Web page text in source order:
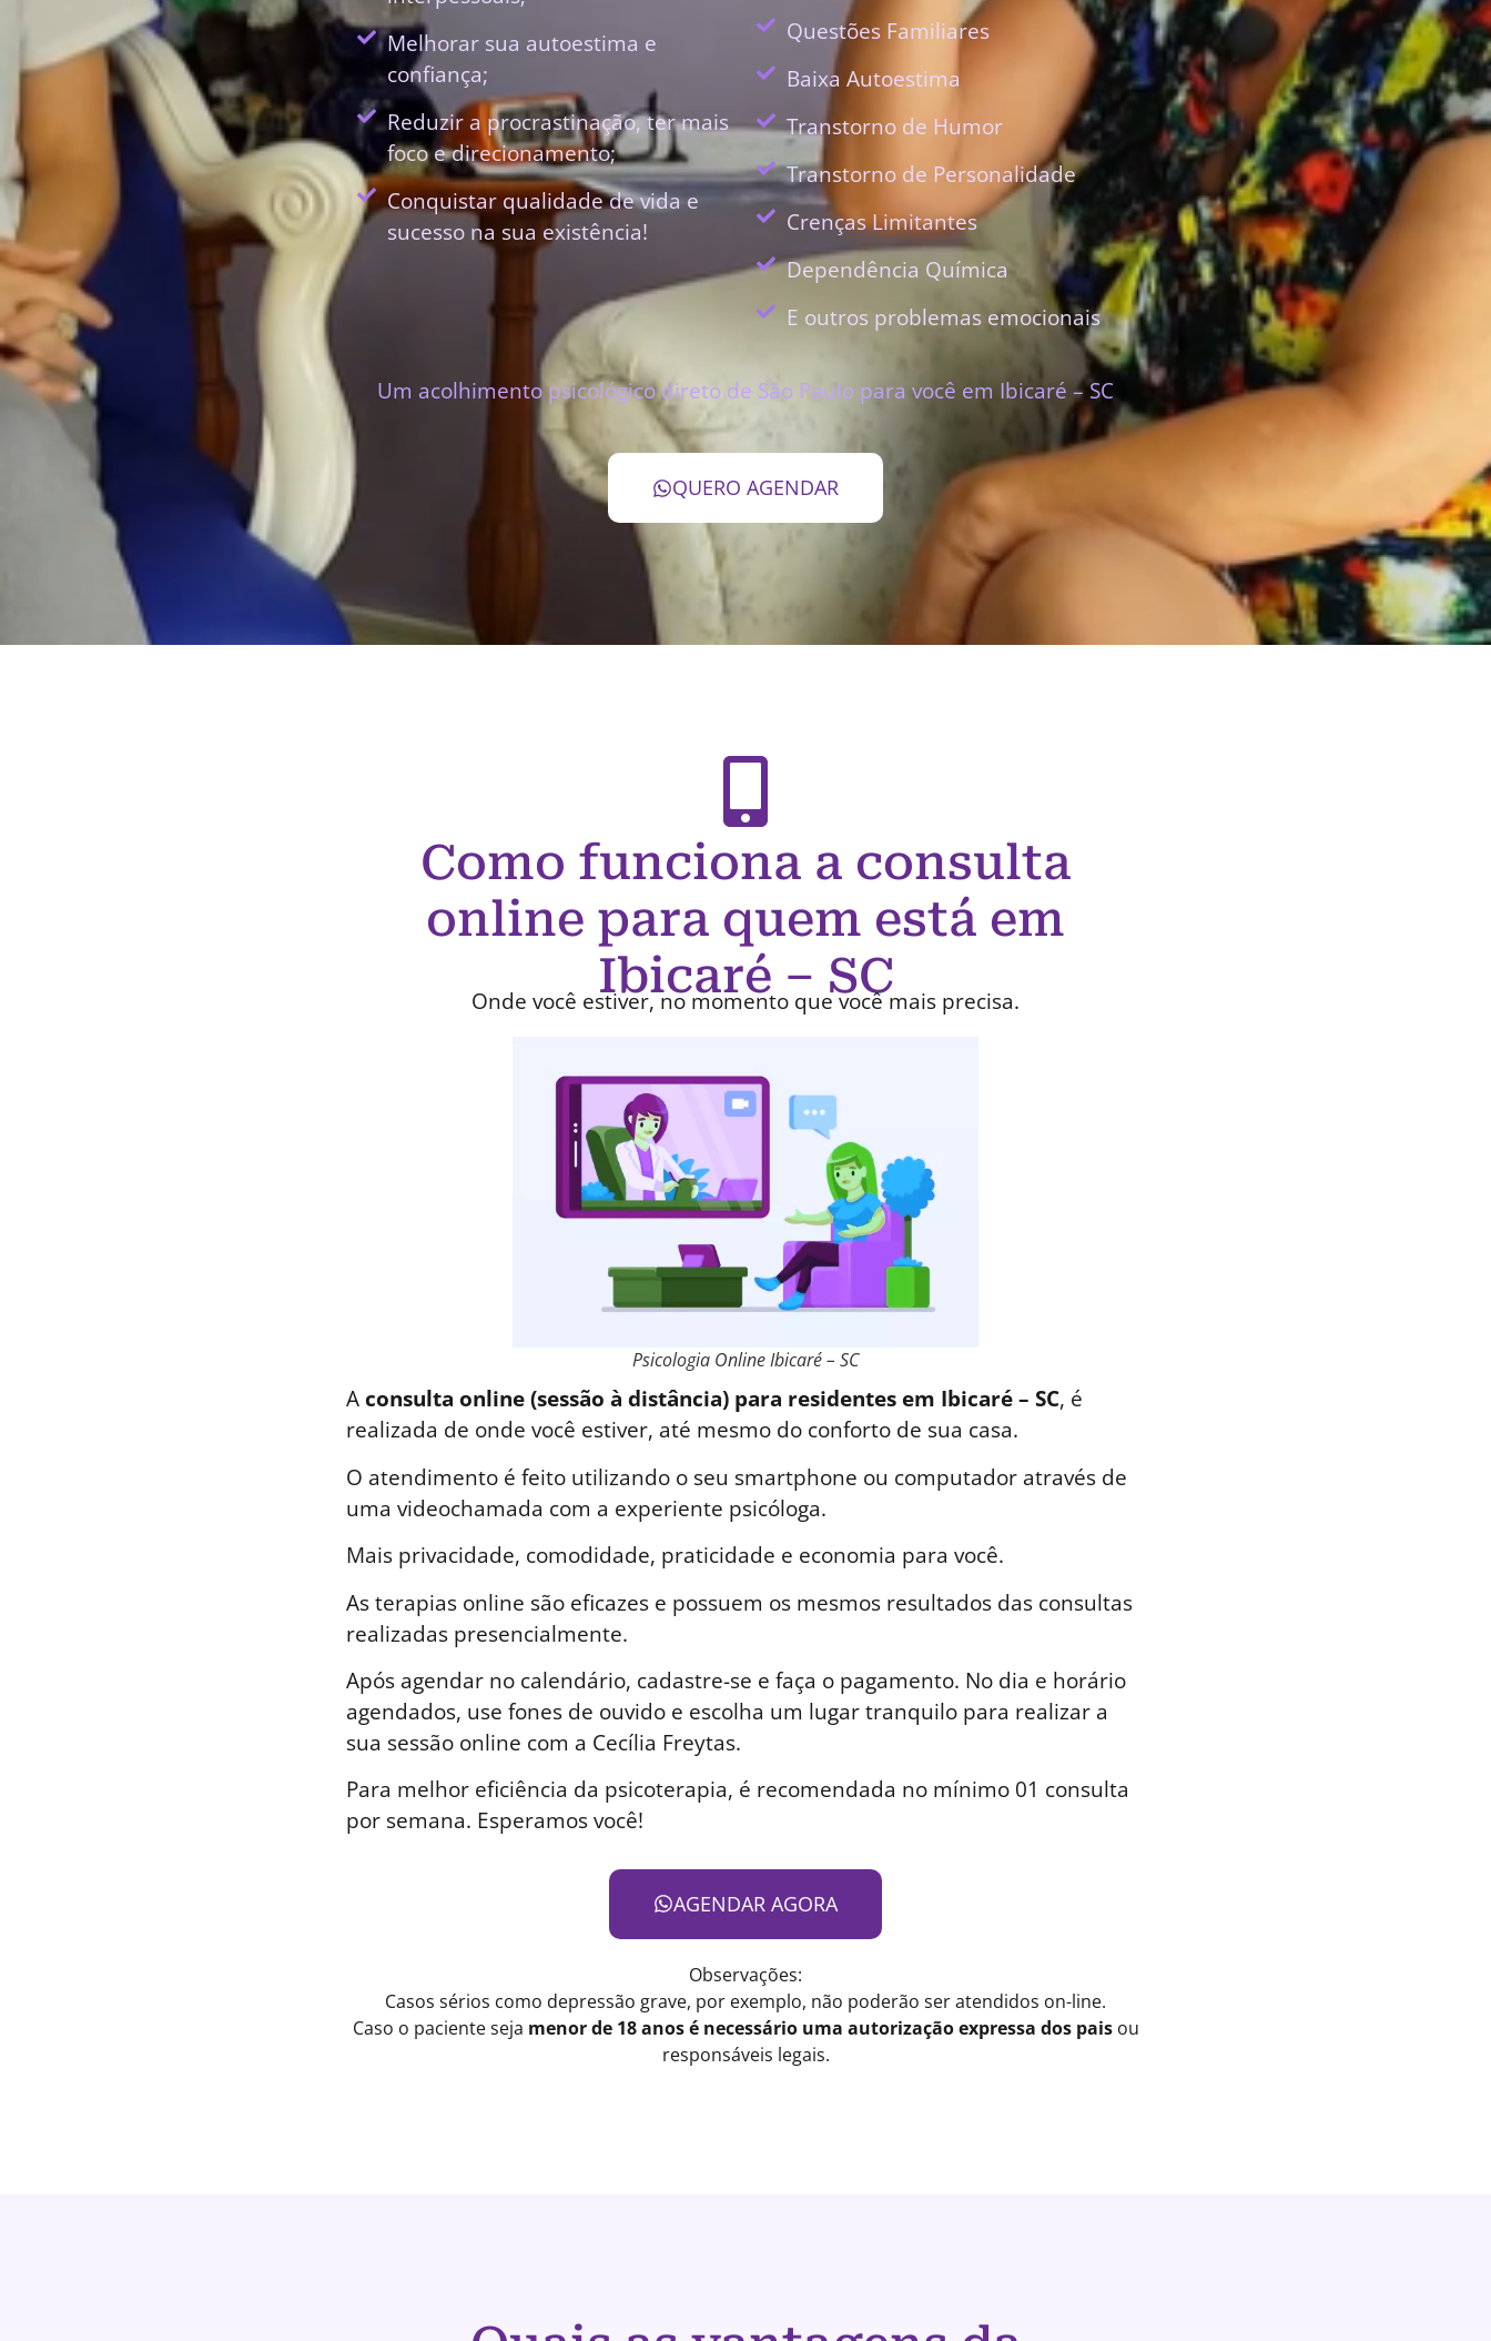
Melhorar sua autoestima e
confiança;
Reduzir a procrastinação, ter mais
foco e direcionamento;
Conquistar qualidade de vida e
sucesso na sua existência!
Questões Familiares
Baixa Autoestima
Transtorno de Humor
Transtorno de Personalidade
Crenças Limitantes
Dependência Química
E outros problemas emocionais
Um acolhimento psicológico direto de São Paulo para você em Ibicaré – SC
QUERO AGENDAR
Como funciona a consulta
online para quem está em
Ibicaré – SC
Onde você estiver, no momento que você mais precisa.
Psicologia Online Ibicaré – SC
Aconsulta online (sessão à distância) para residentes em Ibicaré – SC, é
realizada de onde você estiver, até mesmo do conforto de sua casa.
O atendimento é feito utilizando o seu smartphone ou computador através de
uma videochamada com a experiente psicóloga.
Mais privacidade, comodidade, praticidade e economia para você.
As terapias online são eficazes e possuem os mesmos resultados das consultas
realizadas presencialmente.
Após agendar no calendário, cadastre-se e faça o pagamento. No dia e horário
agendados, use fones de ouvido e escolha um lugar tranquilo para realizar a
sua sessão online com a Cecília Freytas.
Para melhor eficiência da psicoterapia, é recomendada no mínimo 01 consulta
por semana. Esperamos você!
AGENDAR AGORA
Observações:
Casos sérios como depressão grave, por exemplo, não poderão ser atendidos on-line.
Caso o paciente seja menor de 18 anos é necessário uma autorização expressa dos paisou
responsáveis legais.